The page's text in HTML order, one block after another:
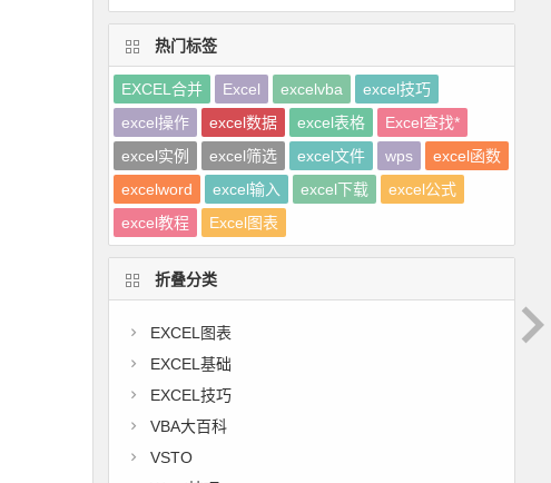
热门标签
EXCEL合并 Excel excelvba
excel技巧
excel操作
excel数据 excel表格
Excel查找*
excel实例
excel筛选 excel文件 wps
excel函数
excelword
excel输入 excel下载
excel公式
excel教程
Excel图表
折叠分类
EXCEL图表
EXCEL基础
EXCEL技巧
VBA大百科
VSTO